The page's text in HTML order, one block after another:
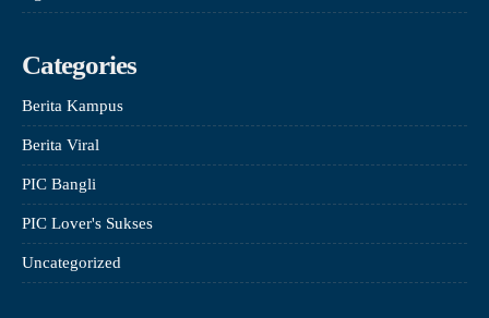
Categories
Berita Kampus
Berita Viral
PIC Bangli
PIC Lover's Sukses
Uncategorized